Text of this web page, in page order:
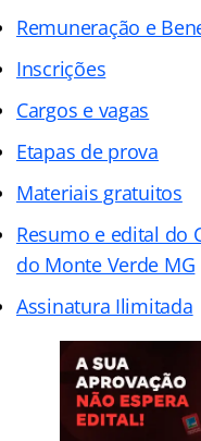
Remuneração e
Inscrições
Cargos e vagas
Etapas de prova
Materiais gratuitos
Resumo e edital do
do Monte Verde MG
Assinatura Ilimitada